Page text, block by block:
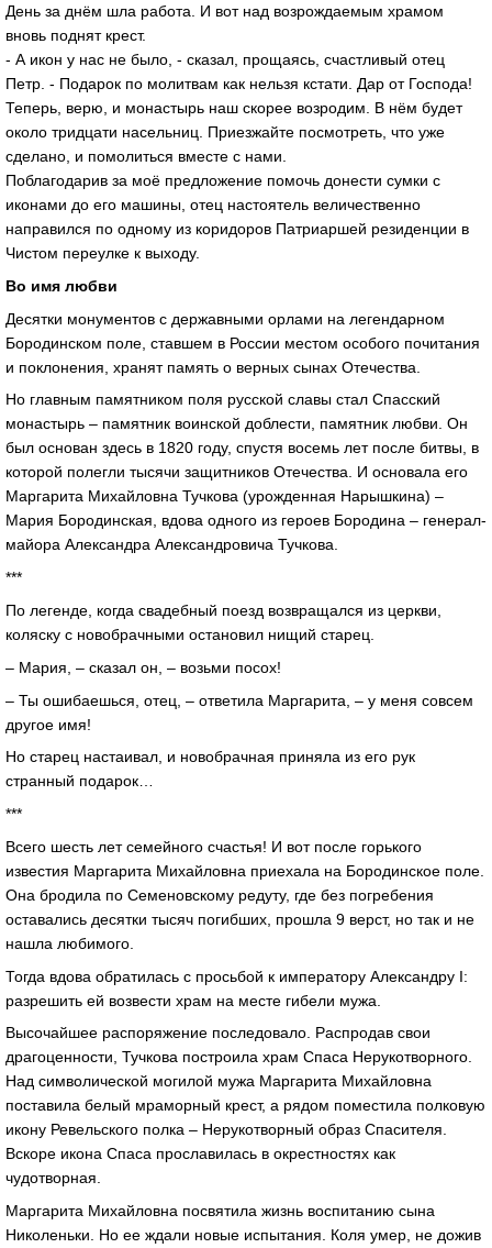
День за днём шла работа. И вот над возрождаемым храмом
вновь поднят крест.
- А икон у нас не было, - сказал, прощаясь, счастливый отец
Петр. - Подарок по молитвам как нельзя кстати. Дар от Господа!
Теперь, верю, и монастырь наш скорее возродим. В нём будет
около тридцати насельниц. Приезжайте посмотреть, что уже
сделано, и помолиться вместе с нами.
Поблагодарив за моё предложение помочь донести сумки с
иконами до его машины, отец настоятель величественно
направился по одному из коридоров Патриаршей резиденции в
Чистом переулке к выходу.
Во имя любви
Десятки монументов с державными орлами на легендарном
Бородинском поле, ставшем в России местом особого почитания
и поклонения, хранят память о верных сынах Отечества.
Но главным памятником поля русской славы стал Спасский
монастырь – памятник воинской доблести, памятник любви. Он
был основан здесь в 1820 году, спустя восемь лет после битвы, в
которой полегли тысячи защитников Отечества. И основала его
Маргарита Михайловна Тучкова (урожденная Нарышкина) –
Мария Бородинская, вдова одного из героев Бородина – генерал-
майора Александра Александровича Тучкова.
***
По легенде, когда свадебный поезд возвращался из церкви,
коляску с новобрачными остановил нищий старец.
– Мария, – сказал он, – возьми посох!
– Ты ошибаешься, отец, – ответила Маргарита, – у меня совсем
другое имя!
Но старец настаивал, и новобрачная приняла из его рук
странный подарок…
***
Всего шесть лет семейного счастья! И вот после горького
известия Маргарита Михайловна приехала на Бородинское поле.
Она бродила по Семеновскому редуту, где без погребения
оставались десятки тысяч погибших, прошла 9 верст, но так и не
нашла любимого.
Тогда вдова обратилась с просьбой к императору Александру I:
разрешить ей возвести храм на месте гибели мужа.
Высочайшее распоряжение последовало. Распродав свои
драгоценности, Тучкова построила храм Спаса Нерукотворного.
Над символической могилой мужа Маргарита Михайловна
поставила белый мраморный крест, а рядом поместила полковую
икону Ревельского полка – Нерукотворный образ Спасителя.
Вскоре икона Спаса прославилась в окрестностях как
чудотворная.
Маргарита Михайловна посвятила жизнь воспитанию сына
Николеньки. Но ее ждали новые испытания. Коля умер, не дожив